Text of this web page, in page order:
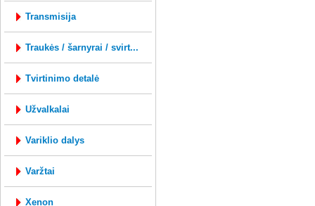
transmisija
traukės / šarnyrai / svirt...
tvirtinimo detalė
užvalkalai
variklio dalys
varžtai
xenon